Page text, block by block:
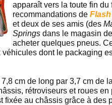
apparaît vers la toute fin du
recommandations de
et deux de ses amis (des
Springs dans le magasin
acheter quelques pneus.
véhicules dont le packaging
7,8 cm de long par 3,7 cm de
rétroviseurs et roues
fixée au châssis grâce à des